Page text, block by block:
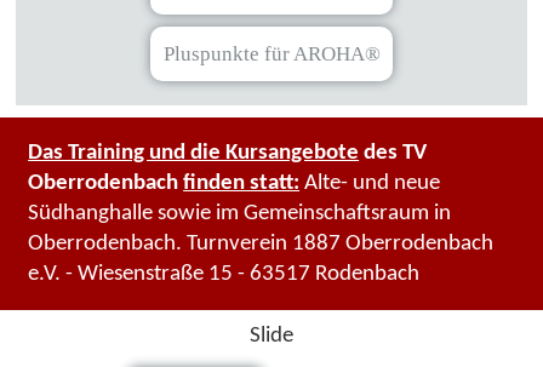
Pluspunkte für AROHA®
Das Training und die Kursangebote des TV
Oberrodenbach finden statt: Alte- und neue
Südhanghalle sowie im Gemeinschaftsraum in
Oberrodenbach. Turnverein 1887 Oberrodenbach
e.V. - Wiesenstraße 15 - 63517 Rodenbach
Slide